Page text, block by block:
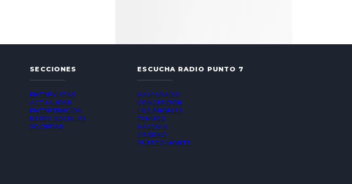
SECCIONES
ENTREVISTAS
ACTUALIDAD
ENTRETENCIÓN
REDES SOCIALES
SOCIEDAD
ESCUCHA RADIO PUNTO 7
VALPARAÍSO
CONCEPCIÓN
LOS ÁNGELES
TEMUCO
VALDIVIA
OSORNO
PUERTO MONTT